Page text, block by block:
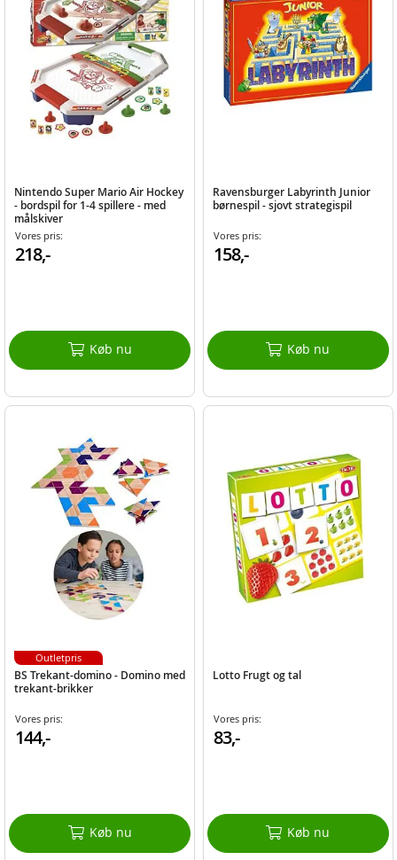
Nintendo Super Mario Air Hockey
- bordspil for 1-4 spillere - med
målskiver
Vores pris:
218,-
Køb nu
Ravensburger Labyrinth Junior
børnespil - sjovt strategispil
Vores pris:
158,-
Køb nu
BS Trekant-domino - Domino med
trekant-brikker
Vores pris:
144,-
Køb nu
Outletpris
Lotto Frugt og tal
Vores pris:
83,-
Køb nu